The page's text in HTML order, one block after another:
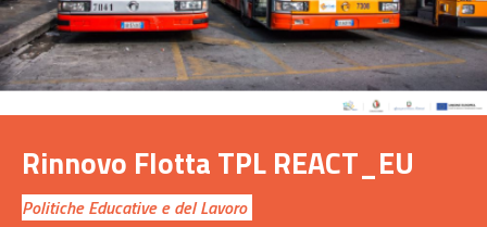
Rinnovo Flotta TPL REACT_EU
Politiche Educative e del Lavoro